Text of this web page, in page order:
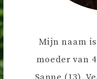
Mijn naam
moeder van